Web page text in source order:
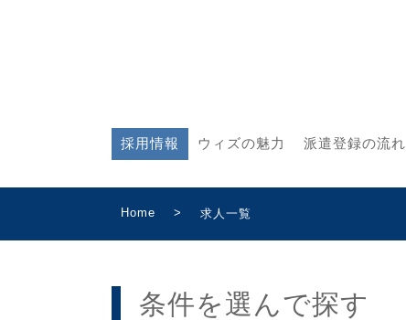
採用情報 ウィズの魅力 派遣登録の流れ
Home > 求人一覧
条件を選んで探す